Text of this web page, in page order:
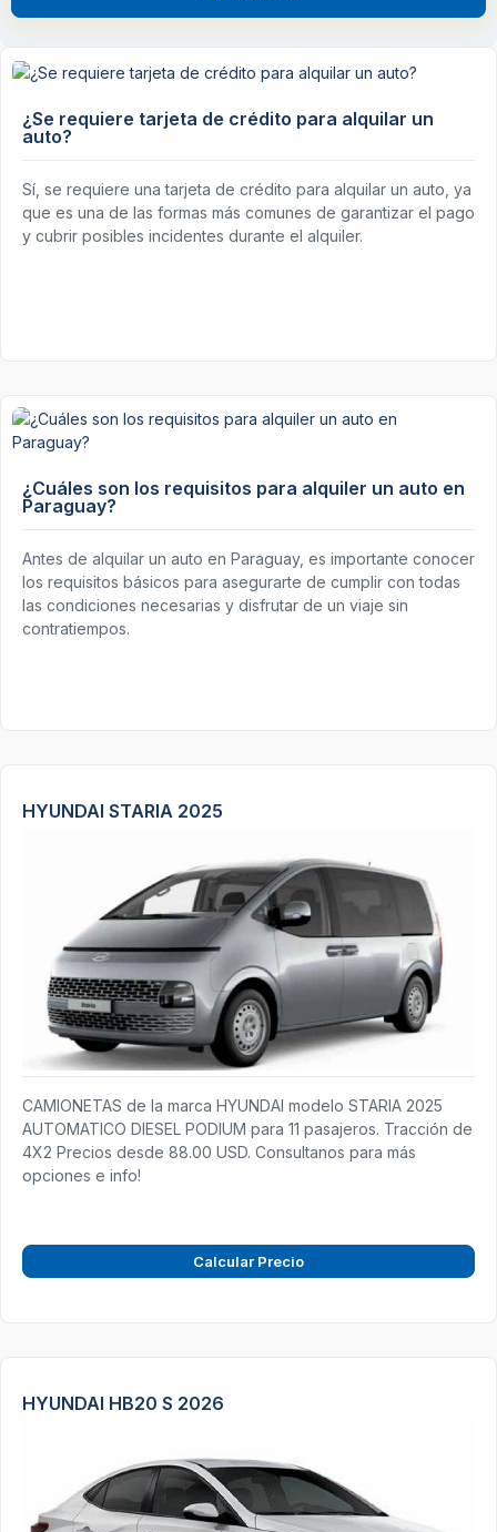
¿Se requiere tarjeta de crédito para alquilar un
auto?
Sí, se requiere una tarjeta de crédito para alquilar un auto, ya
que es una de las formas más comunes de garantizar el pago
y cubrir posibles incidentes durante el alquiler.
¿Cuáles son los requisitos para alquiler un auto en
Paraguay?
Antes de alquilar un auto en Paraguay, es importante conocer
los requisitos básicos para asegurarte de cumplir con todas
las condiciones necesarias y disfrutar de un viaje sin
contratiempos.
HYUNDAI STARIA 2025
CAMIONETAS de la marca HYUNDAI modelo STARIA 2025
AUTOMATICO DIESEL PODIUM para 11 pasajeros. Tracción de
4X2 Precios desde 88.00 USD. Consultanos para más
opciones e info!
Calcular Precio
HYUNDAI HB20 S 2026